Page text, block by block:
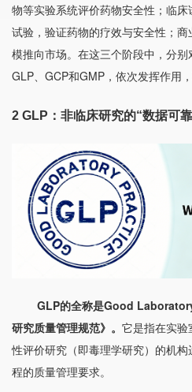
物等实验系统评价药物安全性；临
试验，验证药物的疗效与安全性；
模推向市场。在这三个阶段中，分
GLP、GCP和GMP，依次发挥作用，
2 GLP：非临床研究的“数据可
GLP的全称是Good
研究质量管理规范》。 它是指在实
性评价研究（即毒理学研究）的机
程的质量管理要求。